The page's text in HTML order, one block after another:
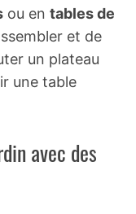
ou en tables de
et de
un plateau
une table
avec des